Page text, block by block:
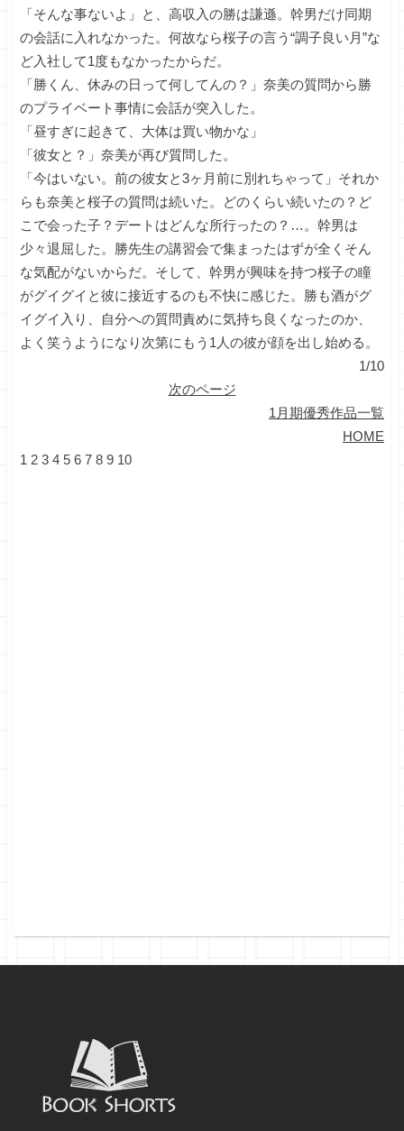
「そんな事ないよ」と、高収入の勝は謙遜。幹男だけ同期
の会話に入れなかった。何故なら桜子の言う“調子良い月”な
ど入社して1度もなかったからだ。
「勝くん、休みの日って何してんの？」奈美の質問から勝
のプライベート事情に会話が突入した。
「昼すぎに起きて、大体は買い物かな」
「彼女と？」奈美が再び質問した。
「今はいない。前の彼女と3ヶ月前に別れちゃって」それか
らも奈美と桜子の質問は続いた。どのくらい続いたの？ど
こで会った子？デートはどんな所行ったの？…。幹男は
少々退屈した。勝先生の講習会で集まったはずが全くそん
な気配がないからだ。そして、幹男が興味を持つ桜子の瞳
がグイグイと彼に接近するのも不快に感じた。勝も酒がグ
イグイ入り、自分への質問責めに気持ち良くなったのか、
よく笑うようになり次第にもう1人の彼が顔を出し始める。
1/10
次のページ
1月期優秀作品一覧
HOME
1 2 3 4 5 6 7 8 9 10